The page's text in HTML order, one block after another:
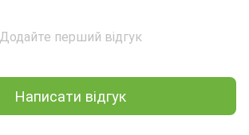
Додайте перший відгук
Написати відгук